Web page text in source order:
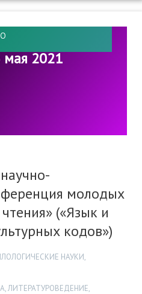
2021
молодых
(«Язык и
кодов»)
НАУКИ,
ЛИТЕРАТУРОВЕДЕНИЕ,